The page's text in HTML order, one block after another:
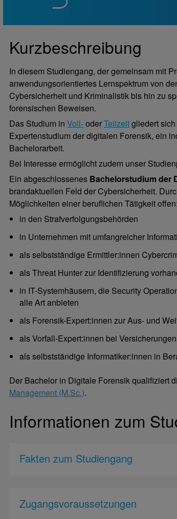
Kurzbeschreibung
In diesem Studiengang, der gemeinsam mit
anwendungsorientiertes Lernspektrum von
Cybersicherheit und Kriminalistik bis hin zu
forensischen Beweisen.
Das Studium in Voll-oderTeilzeitgliedert
Expertenstudium der digitalen Forensik, ein
Bachelorarbeit.
Bei Interesse ermöglicht zudem unser
Ein abgeschlossenes Bachelorstudium der
brandaktuellen Feld der Cybersicherheit.
Möglichkeiten einer beruflichen Tätigkeit offen:
in den Strafverfolgungsbehörden
in Unternehmen mit umfangreicher
als selbstständige Ermittler:innen
als Threat Hunter zur Identifizierung
in IT-Systemhäusern, die Security
alle Art anbieten
als Forensik-Expert:innen zur Aus- und
als Vorfall-Expert:innen bei
als selbstständige Informatiker:innen in
Der Bachelor in Digitale Forensik qualifiziert
Management (M.Sc.).
Informationen zum
Fakten zum Studiengang
Zugangsvoraussetzungen